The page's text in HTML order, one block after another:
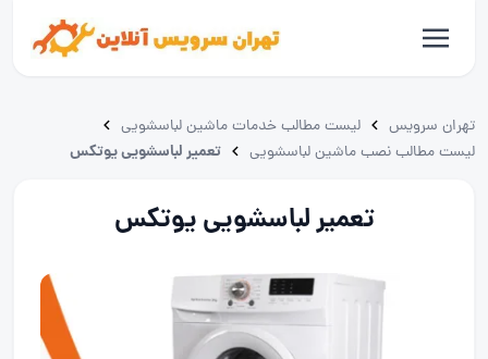
تهران سرویس
لیست مطالب خدمات ماشین لباسشویی
لیست مطالب نصب ماشین لباسشویی
تعمیر لباسشویی یوتکس
تعمیر لباسشویی یوتکس